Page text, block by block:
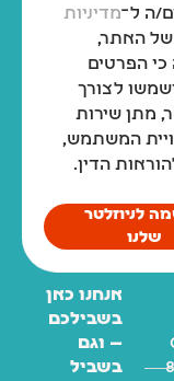
ה ל־מדיניות
של האתר,
כי הפרטים
לצורך
מתן שירות
המשתמש,
הדין.
לניוזלטר
שלנו
אנחנו כאן
בשבילכם
— וגם
בשביל